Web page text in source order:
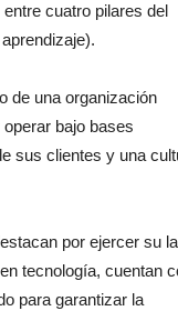
cuatro pilares del
de una organización
bajo bases
sus clientes y una
por ejercer su
tecnología, cuentan
para garantizar la